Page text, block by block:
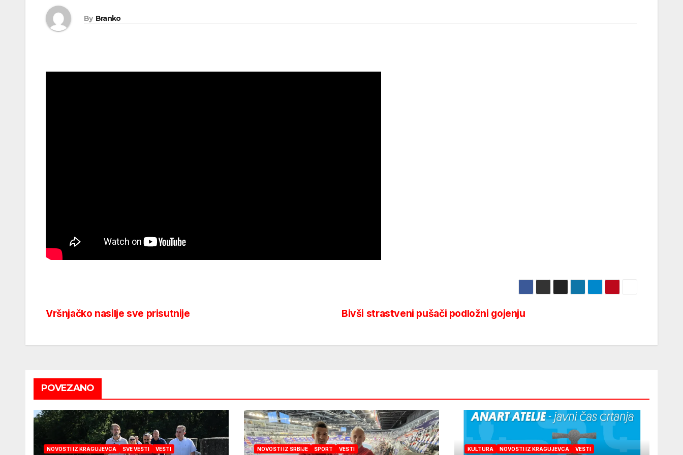
By Branko
Post
Bivši strastveni pušači podložni gojenju
Vršnjačko nasilje sve prisutnije
POVEZANO
NOVOSTI IZ KRAGUJEVCA SVE VESTI VESTI NOVOSTI IZ SRBIJE SPORT VESTI KULTURA NOVOSTI IZ KRAGUJEVCA VESTI